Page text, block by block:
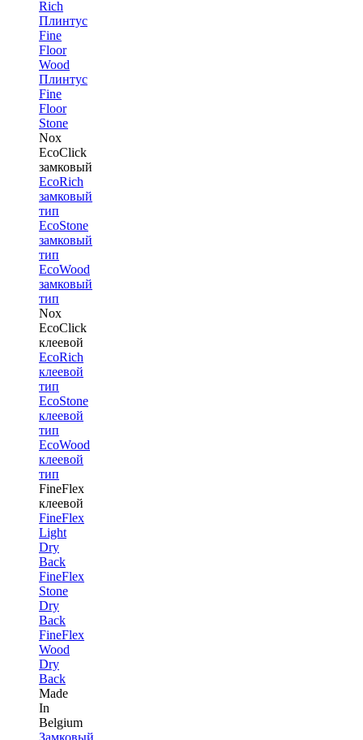
Rich
Плинтус
Fine
Floor
Wood
Плинтус
Fine
Floor
Stone
Nox
EcoClick
замковый
EcoRich
замковый
тип
EcoStone
замковый
тип
EcoWood
замковый
тип
Nox
EcoClick
клеевой
EcoRich
клеевой
тип
EcoStone
клеевой
тип
EcoWood
клеевой
тип
FineFlex
клеевой
FineFlex
Light
Dry
Back
FineFlex
Stone
Dry
Back
FineFlex
Wood
Dry
Back
Made
In
Belgium
Замковый